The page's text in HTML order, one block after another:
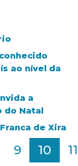
ao nível da
a
do Natal
de Xira
9 10 11